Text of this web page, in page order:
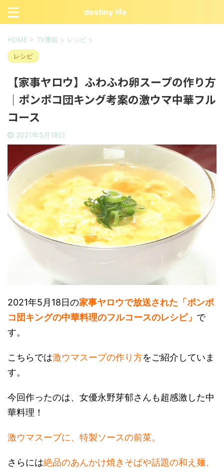
destiny life
HOME > TV番組 > レシピ >
レシピ
【家事ヤロウ】ふわふわ卵スープの作り方
｜ポンポコ団キング考案の激ウマ中華フル
コース
2021年5月18日
2021年5月18日の家事ヤロウで放送された「ポンポ
コ団キングの中華料理のフルコースのレシピ」 で
す。
こちらでは激ウマスープの作り方をご紹介していま
す。
今回作ったのは、女優永野芽郁さんも超感激した中
華料理！
激ウマスープに、特製ソースの前菜。
さらには絶品のあんかけ焼きそばや話題の和え麺、